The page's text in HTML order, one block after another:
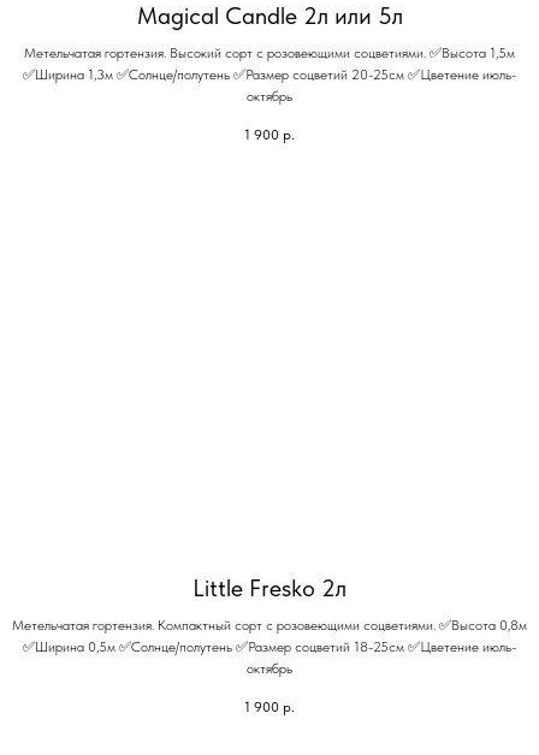
Magical Candle 2л или 5л
Метельчатая гортензия. Высокий сорт с розовеющими соцветиями. ✅Высота 1,5м
✅Ширина 1,3м ✅Солнце/полутень ✅Размер соцветий 20-25см ✅Цветение июль-
октябрь
1 900 р.
Little Fresko 2л
Метельчатая гортензия. Компактный сорт с розовеющими соцветиями. ✅Высота 0,8м
✅Ширина 0,5м ✅Солнце/полутень ✅Размер соцветий 18-25см ✅Цветение июль-
октябрь
1 900 р.